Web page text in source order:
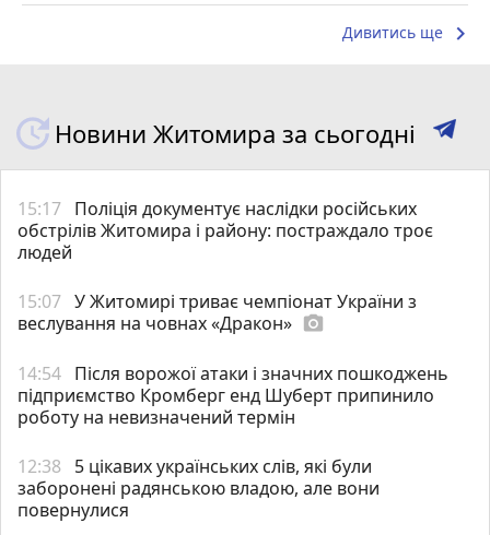
Дивитись ще keyboard_arrow_right
Новини Житомира за сьогодні
15:17 Поліція документує наслідки російських
обстрілів Житомира і району: постраждало троє
людей
15:07 У Житомирі триває чемпіонат України з
веслування на човнах «Дракон» photo_camera
14:54 Після ворожої атаки і значних пошкоджень
підприємство Кромберг енд Шуберт припинило
роботу на невизначений термін
12:38
5 цікавих українських слів, які були
заборонені радянською владою, але вони
повернулися